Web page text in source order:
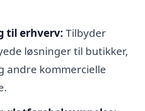
til erhverv: Tilbyder
løsninger til butikker,
andre kommercielle